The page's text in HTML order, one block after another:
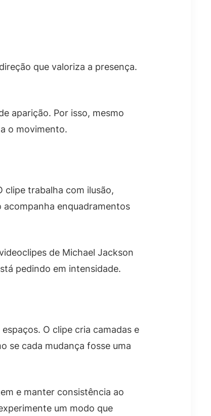
que valoriza a presença.
aparição. Por isso, mesmo
o movimento.
clipe trabalha com ilusão,
acompanha enquadramentos
de Michael Jackson
pedindo em intensidade.
O clipe cria camadas e
se cada mudança fosse uma
e manter consistência ao
um modo que